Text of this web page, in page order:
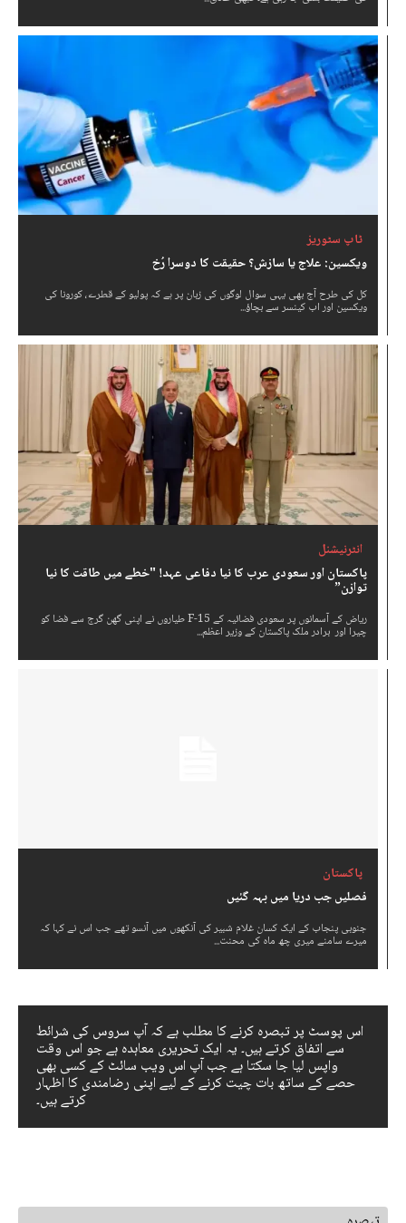
ٹاپ سٹوریز
ویکسین: علاج یا سازش؟ حقیقت کا دوسرا رُخ
کل کی طرح آج بھی یہی سوال لوگوں کی زبان پر ہے کہ پولیو کے قطرے، کورونا کی
ویکسین اور اب کینسر سے بچاؤ...
انٹرنیشنل
پاکستان اور سعودی عرب کا نیا دفاعی عہد! "خطے میں طاقت کا نیا
توازن”
ریاض کے آسمانوں پر سعودی فضائیہ کے F-15 طیاروں نے اپنی گھن گرج سے فضا کو
چیرا اور برادر ملک پاکستان کے وزیر اعظم...
پاکستان
فصلیں جب دریا میں بہہ گئیں
جنوبی پنجاب کے ایک کسان غلام شبیر کی آنکھوں میں آنسو تھے جب اس نے کہا کہ
میرے سامنے میری چھ ماہ کی محنت...
اس پوسٹ پر تبصرہ کرنے کا مطلب ہے کہ آپ سروس کی شرائط
سے اتفاق کرتے ہیں۔ یہ ایک تحریری معاہدہ ہے جو اس وقت
واپس لیا جا سکتا ہے جب آپ اس ویب سائٹ کے کسی بھی
حصے کے ساتھ بات چیت کرنے کے لیے اپنی رضامندی کا اظہار
کرتے ہیں۔